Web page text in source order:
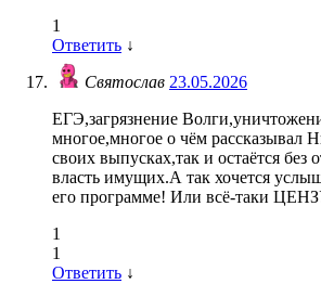
1
Ответить ↓
Святослав 23.05.2026
ЕГЭ,загрязнение
многое,многое о чём рассказывал
своих выпусках,так и остаётся без
власть имущих.А так хочется
его программе! Или всё-таки
1
1
Ответить ↓